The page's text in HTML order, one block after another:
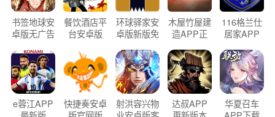
书签地球安
卓版无广告
餐饮酒店平
台安卓版
环球驿家安
卓版新版免
木屋竹屋建
造APP正
116格兰仕
居家APP
e蓉江APP
快捷奏安卓
射洪容兴物
达叔APP
华夏召车